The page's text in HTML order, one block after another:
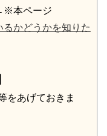
本ページ
かどうかを知りた
をあげておきま